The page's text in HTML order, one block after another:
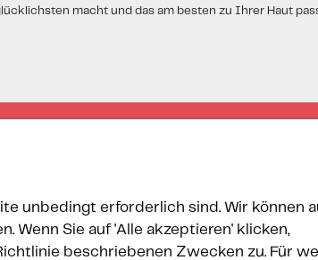
macht und das am besten zu Ihrer Haut
unbedingt erforderlich sind. Wir können
Wenn Sie auf 'Alle akzeptieren' klicken,
beschriebenen Zwecken zu. Für